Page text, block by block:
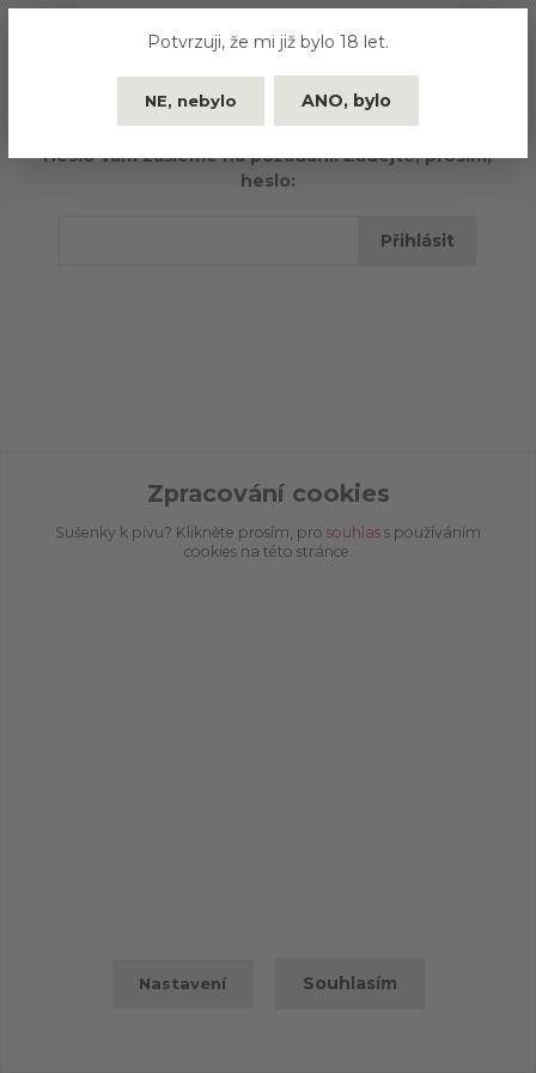
Potvrzuji, že mi již bylo 18 let.
NE, nebylo
ANO, bylo
Tento web je přístupný jen oprávněným osobám.
Heslo Vám zašleme na požádání. Zadejte, prosím,
heslo:
Zpracování cookies
Sušenky k pivu? Klikněte prosím, pro souhlas s používáním
cookies na této stránce.
Nastavení Souhlasím